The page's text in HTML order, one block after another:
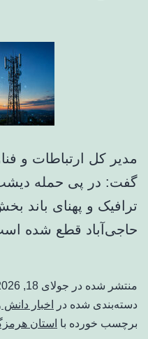
مدیر کل ارتباطات و
گفت: در پی حمله دیشب
ترافیک و پهنای باند
حاجی‌آباد قطع شده
منتشر شده در جولای 18, 2026
دسته‌بندی شده در
اخبار
برچسب خورده با استان